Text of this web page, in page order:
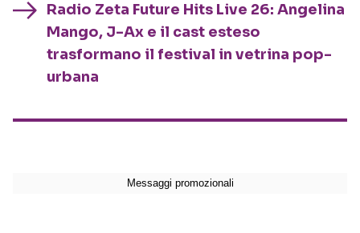
Radio Zeta Future Hits Live 26: Angelina
Mango, J-Ax e il cast esteso
trasformano il festival in vetrina pop-
urbana